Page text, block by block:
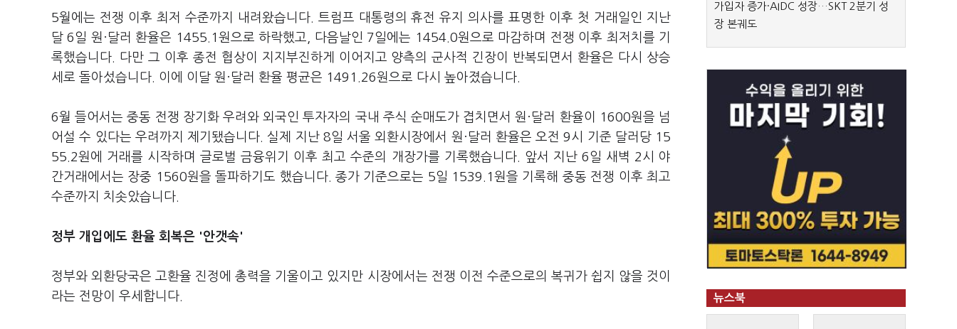
5월에는 전쟁 이후 최저 수준까지 내려왔습니다. 트럼프 대통령의 휴전 유지 의사를 표명한 이후 첫 거래일인 지난
달 6일 원·달러 환율은 1455.1원으로 하락했고, 다음날인 7일에는 1454.0원으로 마감하며 전쟁 이후 최저치를 기
록했습니다. 다만 그 이후 종전 협상이 지지부진하게 이어지고 양측의 군사적 긴장이 반복되면서 환율은 다시 상승
세로 돌아섰습니다. 이에 이달 원·달러 환율 평균은 1491.26원으로 다시 높아졌습니다.
6월 들어서는 중동 전쟁 장기화 우려와 외국인 투자자의 국내 주식 순매도가 겹치면서 원·달러 환율이 1600원을 넘
어설 수 있다는 우려까지 제기됐습니다. 실제 지난 8일 서울 외환시장에서 원·달러 환율은 오전 9시 기준 달러당 15
55.2원에 거래를 시작하며 글로벌 금융위기 이후 최고 수준의 개장가를 기록했습니다. 앞서 지난 6일 새벽 2시 야
간거래에서는 장중 1560원을 돌파하기도 했습니다. 종가 기준으로는 5일 1539.1원을 기록해 중동 전쟁 이후 최고
수준까지 치솟았습니다.
정부 개입에도 환율 회복은 '안갯속'
정부와 외환당국은 고환율 진정에 총력을 기울이고 있지만 시장에서는 전쟁 이전 수준으로의 복귀가 쉽지 않을 것이
라는 전망이 우세합니다.
가입자 증가·AIDC 성장…SKT 2분기 성
장 본궤도
뉴스북